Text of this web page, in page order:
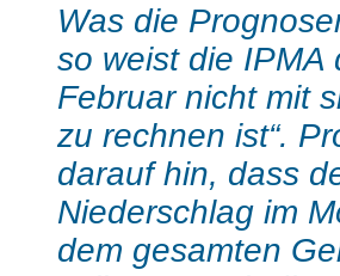
Was die
so weist die IPMA
Februar nicht mit
zu rechnen ist“.
darauf hin, dass
Niederschlag im
dem gesamten